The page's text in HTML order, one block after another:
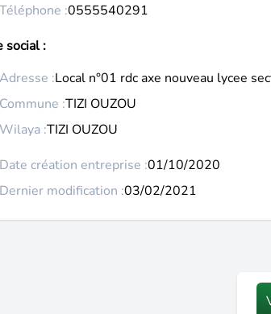
Téléphone :0555540291
social :
Adresse :Local n°01 rdc axe nouveau lycee
Commune :TIZI OUZOU
Wilaya :TIZI OUZOU
Date création entreprise :01/10/2020
Dernier modification :03/02/2021